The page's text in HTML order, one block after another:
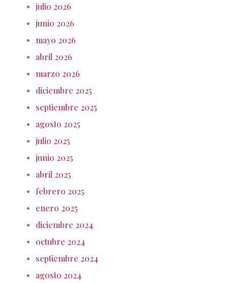
julio 2026
junio 2026
mayo 2026
abril 2026
marzo 2026
diciembre 2025
septiembre 2025
agosto 2025
julio 2025
junio 2025
abril 2025
febrero 2025
enero 2025
diciembre 2024
octubre 2024
septiembre 2024
agosto 2024